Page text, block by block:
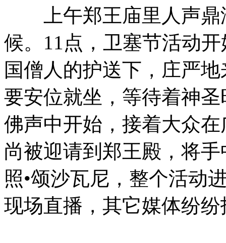
上午郑王庙里人声鼎
候。11点，卫塞节活动
国僧人的护送下，庄严
要安位就坐，等待着神
佛声中开始，接着大众
尚被迎请到郑王殿，将
照•颂沙瓦尼，整个活动
现场直播，其它媒体纷纷